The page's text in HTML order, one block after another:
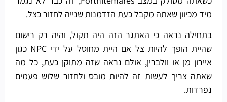
מיד מכיוון שאתה מקבל כעת הזדמנות שנייה לחזור כצל.
בתחילה נראה כי האתגר הזה היה תקול, והיה רק ​​רישום
שהיית הופך להיות צל אם היית מחוסל על ידי NPC כגון
איירון מן או וולברין, אולם נראה שזה מתוקן כעת, כל מה
שאתה צריך לעשות זה להיות מובס ולחזור שלוש פעמים
נפרדות.